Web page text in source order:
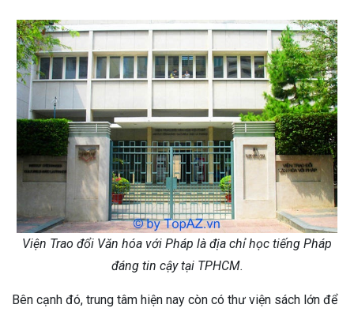
Viện Trao đổi Văn hóa với Pháp là địa chỉ học tiếng Pháp
đáng tin cậy tại TPHCM.
Bên cạnh đó, trung tâm hiện nay còn có thư viện sách lớn để